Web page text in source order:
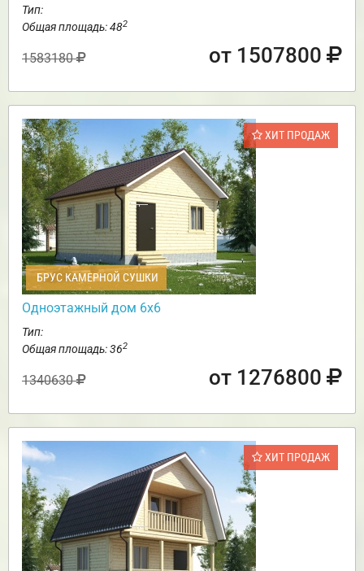
Тип:
Общая площадь: 482
1583180 от 1507800
ХИТ ПРОДАЖ
БРУС КАМЕРНОЙ СУШКИ
Одноэтажный дом 6х6
Тип:
Общая площадь: 362
1340630 от 1276800
ХИТ ПРОДАЖ